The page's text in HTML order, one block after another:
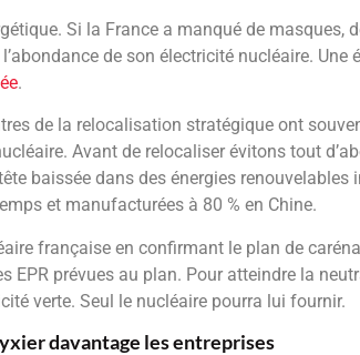
Si la France a manqué de masques,
de son électricité nucléaire. Une
.
de la relocalisation stratégique ont
Avant de relocaliser évitons tout
baissée dans des énergies
et manufacturées à 80 % en Chine.
française en confirmant le plan de
EPR prévues au plan. Pour atteindre la
verte. Seul le nucléaire pourra lui fournir.
davantage les entreprises